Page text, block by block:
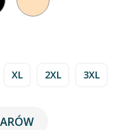
XL 2XL 3XL